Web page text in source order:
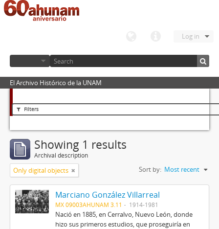
Log in
El Archivo Histórico de la UNAM
Filters
Showing 1 results
Archival description
Only digital objects Sort by: Most recent
Marciano González Villarreal
MX 09003AHUNAM 3.11 1914-1981
Nació en 1885, en Cerralvo, Nuevo León, donde
hizo sus primeros estudios, que proseguiría en